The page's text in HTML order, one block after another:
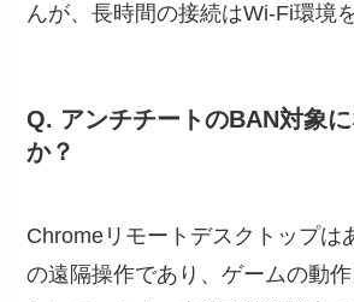
んが、長時間の接続はWi-Fi環境
Q. アンチチートのBAN対象
か？
Chromeリモートデスクトップは
の遠隔操作であり、ゲームの動